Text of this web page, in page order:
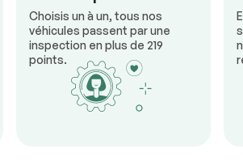
Choisis un à un, tous nos
véhicules passent par une
inspection en plus de 219
points.